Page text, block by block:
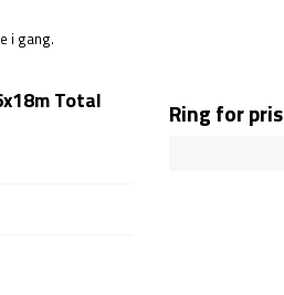
i gang.
Total
Ring for pris